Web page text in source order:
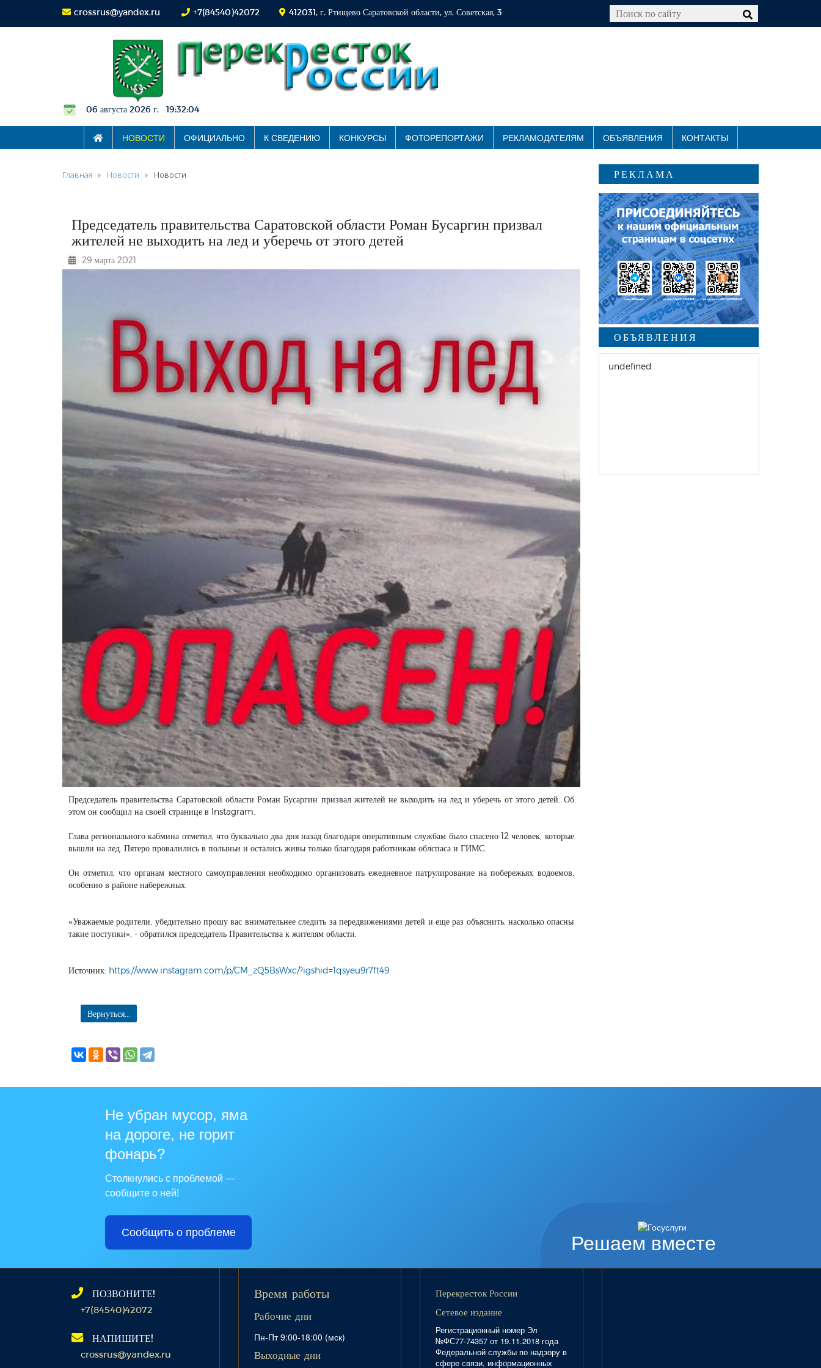
crossrus@yandex.ru +7(84540)42072 412031, г. Ртищево Саратовской области, ул. Советская, 3
06 августа 2026 г. 19:32:05
НОВОСТИ ОФИЦИАЛЬНО К СВЕДЕНИЮ КОНКУРСЫ ФОТОРЕПОРТАЖИ РЕКЛАМОДАТЕЛЯМ ОБЪЯВЛЕНИЯ КОНТАКТЫ
Главная Новости Новости
Председатель правительства Саратовской области Роман Бусаргин призвал
жителей не выходить на лед и уберечь от этого детей
29 марта 2021
Председатель правительства Саратовской области Роман Бусаргин призвал жителей не выходить на лед и уберечь от этого детей. Об
этом он сообщил на своей странице в Instagram.
Глава регионального кабмина отметил, что буквально два дня назад благодаря оперативным службам было спасено 12 человек, которые
вышли на лед. Пятеро провалились в полыньи и остались живы только благодаря работникам облспаса и ГИМС.
Он отметил, что органам местного самоуправления необходимо организовать ежедневное патрулирование на побережьях водоемов,
особенно в районе набережных.
«Уважаемые родители, убедительно прошу вас внимательнее следить за передвижениями детей и еще раз объяснить, насколько опасны
такие поступки», - обратился председатель Правительства к жителям области.
Источник: https://www.instagram.com/p/CM_zQ5BsWxc/?igshid=1qsyeu9r7ft49
Вернуться...
РЕКЛАМА
ОБЪЯВЛЕНИЯ
undefined
Решаем вместе
Не убран мусор, яма
на дороге, не горит
фонарь?
Столкнулись с проблемой —
сообщите о ней!
Сообщить о проблеме
ПОЗВОНИТЕ!
+7(84540)42072
НАПИШИТЕ!
crossrus@yandex.ru
Время работы
Рабочие дни
Пн-Пт 9:00-18:00 (мск)
Выходные дни
Перекресток России
Сетевое издание
Регистрационный номер Эл
№ФС77-74357 от 19.11.2018 года
Федеральной службы по надзору в
сфере связи, информационных